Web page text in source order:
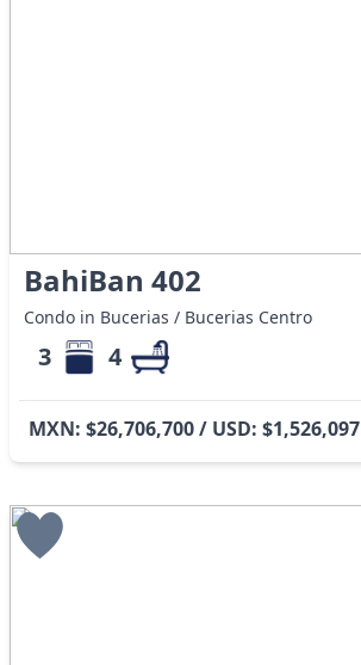
BahiBan 402
Condo in Bucerias / Bucerias Centro
3 4
MXN: $26,706,700 / USD: $1,526,097